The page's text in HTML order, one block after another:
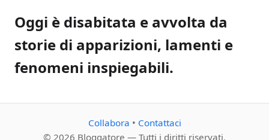
Oggi è disabitata e avvolta da
storie di apparizioni, lamenti e
fenomeni inspiegabili.
Collabora • Contattaci
© 2026 Bloggatore — Tutti i diritti riservati.